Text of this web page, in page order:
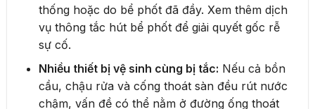
thống hoặc do bể phốt đã đầy. Xem thêm dịch
vụ thông tắc hút bể phốt để giải quyết gốc rễ
sự cố.
Nhiều thiết bị vệ sinh cùng bị tắc: Nếu cả bồn
cầu, chậu rửa và cống thoát sàn đều rút nước
chậm, vấn đề có thể nằm ở đường ống thoát